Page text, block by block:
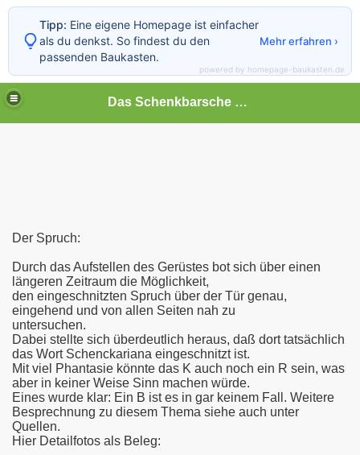
Das Schenkbarsche Haus in Biedenkopf
Der Spruch:
Durch das Aufstellen des Gerüstes bot sich über einen
längeren Zeitraum die Möglichkeit,
den eingeschnitzten Spruch über der Tür genau,
eingehend und von allen Seiten nah zu
untersuchen.
Dabei stellte sich überdeutlich heraus, daß dort tatsächlich
das Wort Schenckariana eingeschnitzt ist.
Mit viel Phantasie könnte das K auch noch ein R sein, was
aber in keiner Weise Sinn machen würde.
Eines wurde klar: Ein B ist es in gar keinem Fall. Weitere
Besprechnung zu diesem Thema siehe auch unter
Quellen.
Hier Detailfotos als Beleg:
Tipp: Eine eigene Homepage ist einfacher
als du denkst. So findest du den
passenden Baukasten.
Mehr erfahren ›
powered by homepage-baukasten.de